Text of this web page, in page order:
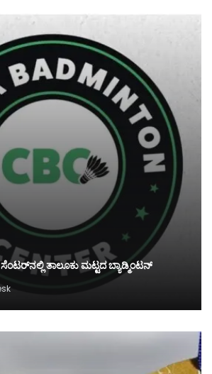
ಸೆಂಟರ್‌ನಲ್ಲಿ ತಾಲೂಕು ಮಟ್ಟದ ಬ್ಯಾಡ್ಮಿಂಟನ್‌